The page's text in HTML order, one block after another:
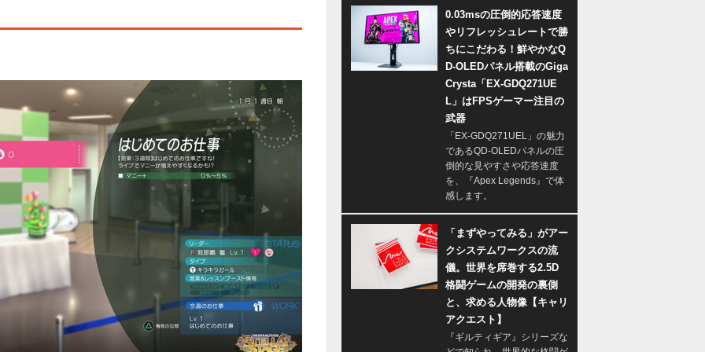
0.03msの圧倒的応答速度
やリフレッシュレートで勝
ちにこだわる！鮮やかなQ
D-OLEDパネル搭載のGiga
Crysta「EX-GDQ271UE
L」はFPSゲーマー注目の
武器
「EX-GDQ271UEL」の魅力
であるQD-OLEDパネルの圧
倒的な見やすさや応答速度
を、『Apex Legends』で体
感します。
「まずやってみる」がアー
クシステムワークスの流
儀。世界を席巻する2.5D
格闘ゲームの開発の裏側
と、求める人物像【キャリ
アクエスト】
『ギルティギア』シリーズな